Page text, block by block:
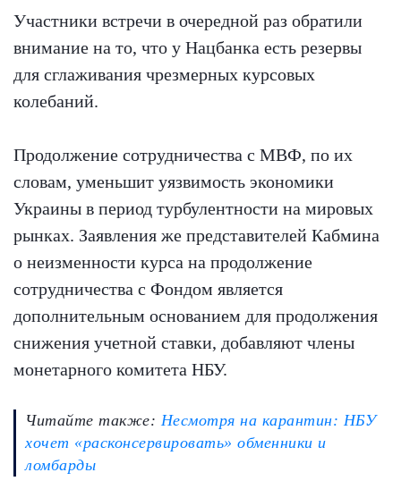
Участники встречи в очередной раз обратили
внимание на то, что у Нацбанка есть резервы
для сглаживания чрезмерных курсовых
колебаний.
Продолжение сотрудничества с МВФ, по их
словам, уменьшит уязвимость экономики
Украины в период турбулентности на мировых
рынках. Заявления же представителей Кабмина
о неизменности курса на продолжение
сотрудничества с Фондом является
дополнительным основанием для продолжения
снижения учетной ставки, добавляют члены
монетарного комитета НБУ.
Читайте также: Несмотря на карантин: НБУ
хочет «расконсервировать» обменники и
ломбарды